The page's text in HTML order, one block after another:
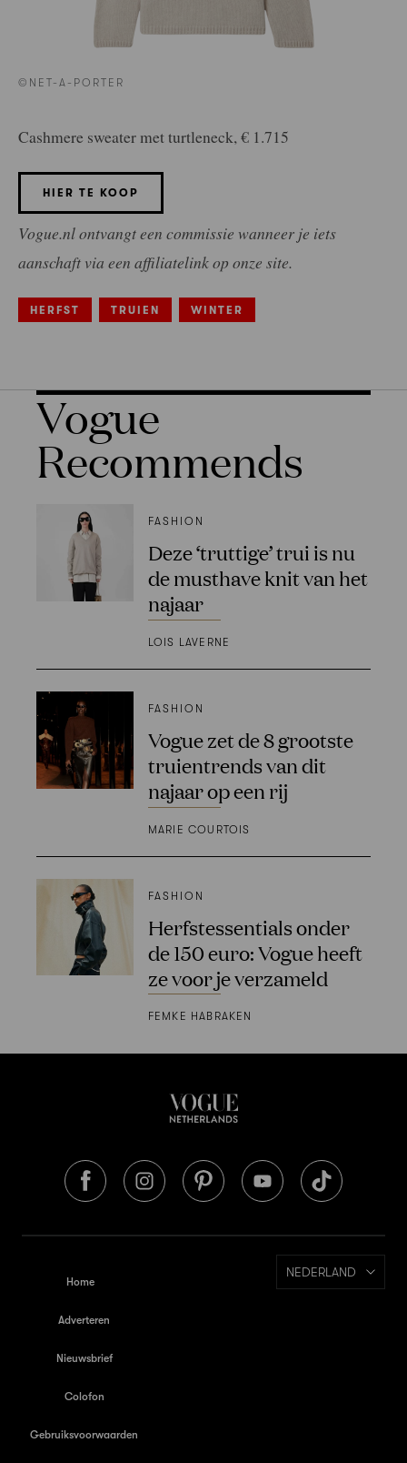
©NET-A-PORTER
Cashmere sweater met turtleneck, € 1.715
HIER TE KOOP
Vogue.nl ontvangt een commissie wanneer je iets
aanschaft via een affiliatelink op onze site.
HERFST TRUIEN WINTER
Vogue
Recommends
FASHION
Deze ‘truttige’ trui is nu
de musthave knit van het
najaar
LOIS LAVERNE
FASHION
Vogue zet de 8 grootste
truientrends van dit
najaar op een rij
MARIE COURTOIS
FASHION
Herfstessentials onder
de 150 euro: Vogue heeft
ze voor je verzameld
FEMKE HABRAKEN
Home
Adverteren
Nieuwsbrief
Colofon
Gebruiksvoorwaarden
NEDERLAND